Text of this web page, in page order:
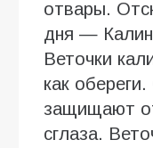
отвары.
дня —
Веточки
как
защищают
сглаза.